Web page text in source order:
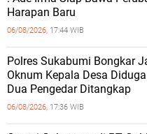
Harapan Baru
06/08/2026, 17:44 WIB
Polres Sukabumi Bongkar
Oknum Kepala Desa
Dua Pengedar Ditangkap
06/08/2026, 17:36 WIB